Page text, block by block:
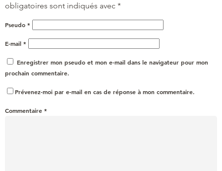
obligatoires sont indiqués avec *
Pseudo *
E-mail *
Enregistrer mon pseudo et mon e-mail dans le navigateur pour mon
prochain commentaire.
Prévenez-moi par e-mail en cas de réponse à mon commentaire.
Commentaire *